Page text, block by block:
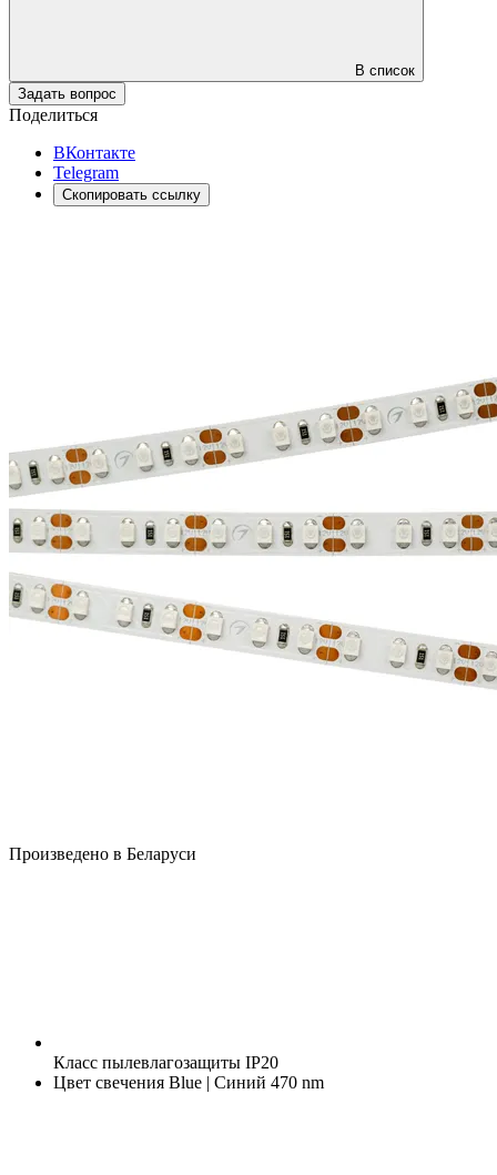
В список
Задать вопрос
Поделиться
ВКонтакте
Telegram
Скопировать ссылку
Произведено в Беларуси
Класс пылевлагозащиты IP20
Цвет свечения Blue | Синий 470 nm